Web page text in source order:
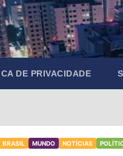
DE PRIVACIDADE
BRASIL MUNDO NOTÍCIAS